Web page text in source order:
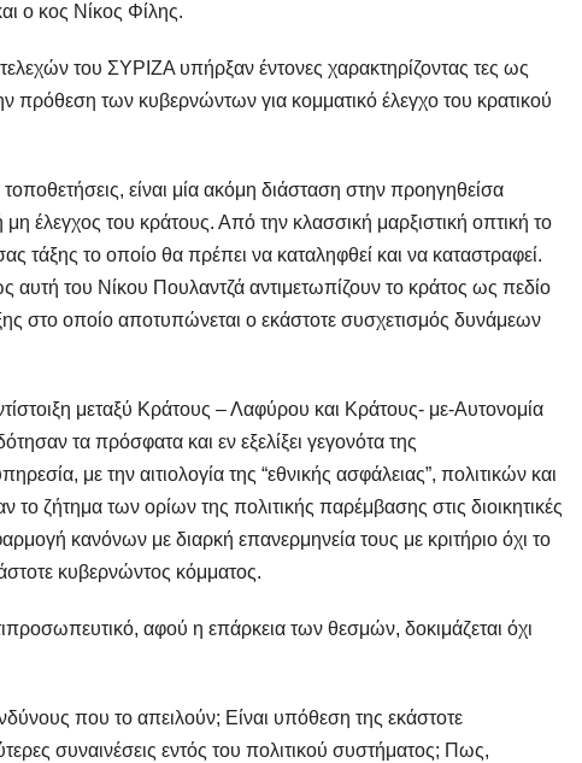
ο κος Νίκος Φίλης.
του ΣΥΡΙΖΑ υπήρξαν έντονες χαρακτηρίζοντας τες ως
πρόθεση των κυβερνώντων για κομματικό έλεγχο του κρατικού
είναι μία ακόμη διάσταση στην προηγηθείσα
έλεγχος του κράτους. Από την κλασσική μαρξιστική οπτική το
τάξης το οποίο θα πρέπει να καταληφθεί και να καταστραφεί.
αυτή του Νίκου Πουλαντζά αντιμετωπίζουν το κράτος ως πεδίο
στο οποίο αποτυπώνεται ο εκάστοτε συσχετισμός δυνάμεων
μεταξύ Κράτους – Λαφύρου και Κράτους- με-Αυτονομία
τα πρόσφατα και εν εξελίξει γεγονότα της
με την αιτιολογία της “εθνικής ασφάλειας”, πολιτικών και
ζήτημα των ορίων της πολιτικής παρέμβασης στις διοικητικές
κανόνων με διαρκή επανερμηνεία τους με κριτήριο όχι το
κυβερνώντος κόμματος.
αφού η επάρκεια των θεσμών, δοκιμάζεται όχι
που το απειλούν; Είναι υπόθεση της εκάστοτε
συναινέσεις εντός του πολιτικού συστήματος; Πως,